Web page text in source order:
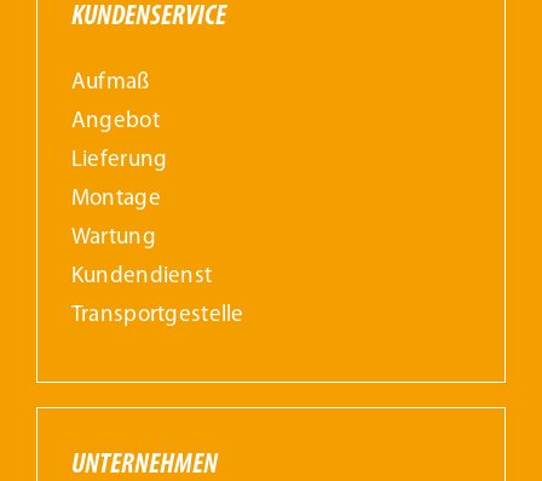
KUNDENSERVICE
Aufmaß
Angebot
Lieferung
Montage
Wartung
Kundendienst
Transportgestelle
UNTERNEHMEN